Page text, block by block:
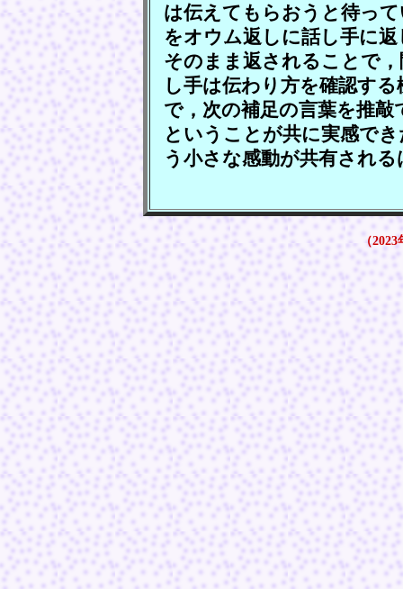
は伝えてもらおうと待っ
をオウム返しに話し手に
そのまま返されることで
し手は伝わり方を確認す
で，次の補足の言葉を推
ということが共に実感で
う小さな感動が共有され
（